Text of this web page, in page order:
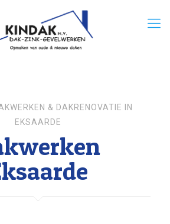
& DAKRENOVATIE IN
EKSAARDE